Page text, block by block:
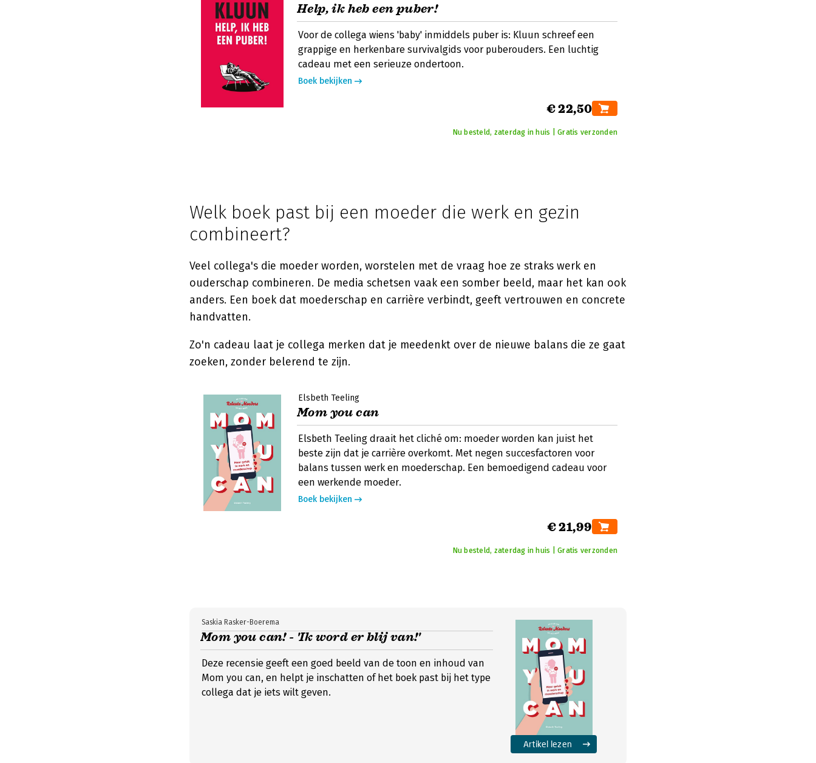
Help, ik heb een puber!
Voor de collega wiens 'baby' inmiddels puber is: Kluun schreef een
grappige en herkenbare survivalgids voor puberouders. Een luchtig
cadeau met een serieuze ondertoon.
Boek bekijken
€ 22,50
Nu besteld, zaterdag in huis | Gratis verzonden
Welk boek past bij een moeder die werk en gezin
combineert?
Veel collega's die moeder worden, worstelen met de vraag hoe ze straks werk en
ouderschap combineren. De media schetsen vaak een somber beeld, maar het kan ook
anders. Een boek dat moederschap en carrière verbindt, geeft vertrouwen en concrete
handvatten.
Zo'n cadeau laat je collega merken dat je meedenkt over de nieuwe balans die ze gaat
zoeken, zonder belerend te zijn.
Elsbeth Teeling
Mom you can
Elsbeth Teeling draait het cliché om: moeder worden kan juist het
beste zijn dat je carrière overkomt. Met negen succesfactoren voor
balans tussen werk en moederschap. Een bemoedigend cadeau voor
een werkende moeder.
Boek bekijken
€ 21,99
Nu besteld, zaterdag in huis | Gratis verzonden
Mom you can! - 'Ik word er blij van!'
Saskia Rasker-Boerema
Deze recensie geeft een goed beeld van de toon en inhoud van
Mom you can, en helpt je inschatten of het boek past bij het type
collega dat je iets wilt geven.
Artikel lezen